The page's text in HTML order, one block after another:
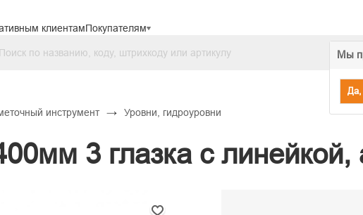
клиентамПокупателям
Мы
Да,
инструмент → Уровни, гидроуровни
3 глазка с